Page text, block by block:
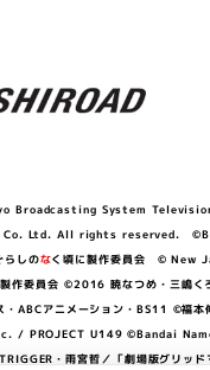
System
Co. Ltd. All rights reserved.
しのなく頃に製作委員会 ©
員会 ©2016 暁なつめ・三嶋くろ
アニメーション・BS11 ©福
/ PROJECT U149 ©Bandai
・雨宮哲／「劇場版グリッ